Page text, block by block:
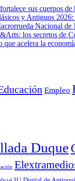
sus cuerpos
y Antiguos
Nacional
los secretos de
acelera la
Empleo
Duque